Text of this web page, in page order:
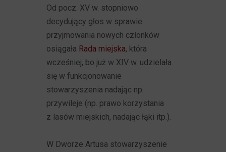
Od pocz. XV w. stopniowo
decydujący głos w sprawie
przyjmowania nowych członków
osiągała Rada miejska, która
wcześniej, bo już w XIV w. udzielała
się w funkcjonowanie
stowarzyszenia nadając np.
przywileje (np. prawo korzystania
z lasów miejskich, nadając łąki itp.).
W Dworze Artusa stowarzyszenie